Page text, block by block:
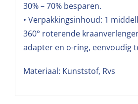
30% – 70% besparen.
• Verpakkingsinhoud: 1
360° roterende
adapter en o-ring, eenvoudig
Materiaal: Kunststof, Rvs